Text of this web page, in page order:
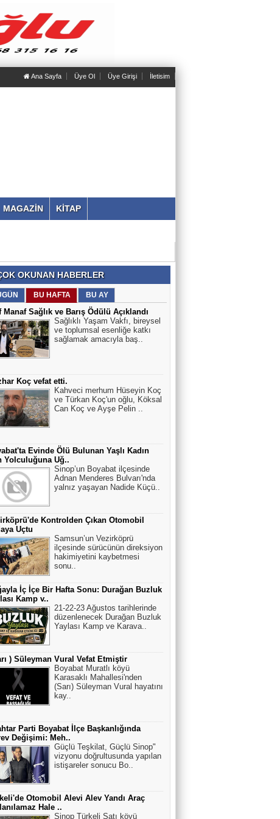
Ana Sayfa Üye Ol Üye Girişi İletisim
MAGAZİN KİTAP
OKUNAN HABERLER
BU HAFTA BU AY
Manaf Sağlık ve Barış Ödülü Açıklandı
Sağlıklı Yaşam Vakfı, bireysel
ve toplumsal esenliğe katkı
sağlamak amacıyla baş..
Koç vefat etti.
Kahveci merhum Hüseyin Koç
ve Türkan Koç'un oğlu, Köksal
Can Koç ve Ayşe Pelin ..
Evinde Ölü Bulunan Yaşlı Kadın
Yolculuğuna Uğ..
Sinop’un Boyabat ilçesinde
Adnan Menderes Bulvarı'nda
yalnız yaşayan Nadide Küçü..
Kontrolden Çıkan Otomobil
Uçtu
Samsun’un Vezirköprü
ilçesinde sürücünün direksiyon
hakimiyetini kaybetmesi
sonu..
İç İçe Bir Hafta Sonu: Durağan Buzluk
Kamp v..
21-22-23 Ağustos tarihlerinde
düzenlenecek Durağan Buzluk
Yaylası Kamp ve Karava..
) Süleyman Vural Vefat Etmiştir
Boyabat Muratlı köyü
Karasaklı Mahallesi'nden
(Sarı) Süleyman Vural hayatını
kay..
Parti Boyabat İlçe Başkanlığında
Değişimi: Meh..
Güçlü Teşkilat, Güçlü Sinop"
vizyonu doğrultusunda yapılan
istişareler sonucu Bo..
Otomobil Alevi Alev Yandı Araç
Hale ..
Sinop Türkeli Satı köyü